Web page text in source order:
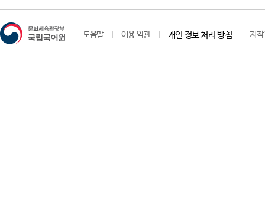
도움말 이용 약관 개인 정보 처리 방침 저